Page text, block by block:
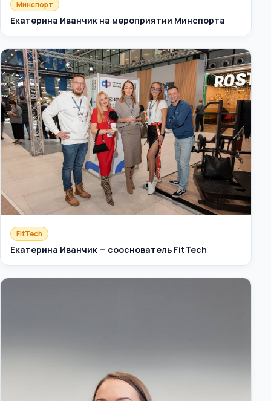
Минспорт
Екатерина Иванчик на мероприятии Минспорта
FitTech
Екатерина Иванчик — сооснователь FitTech